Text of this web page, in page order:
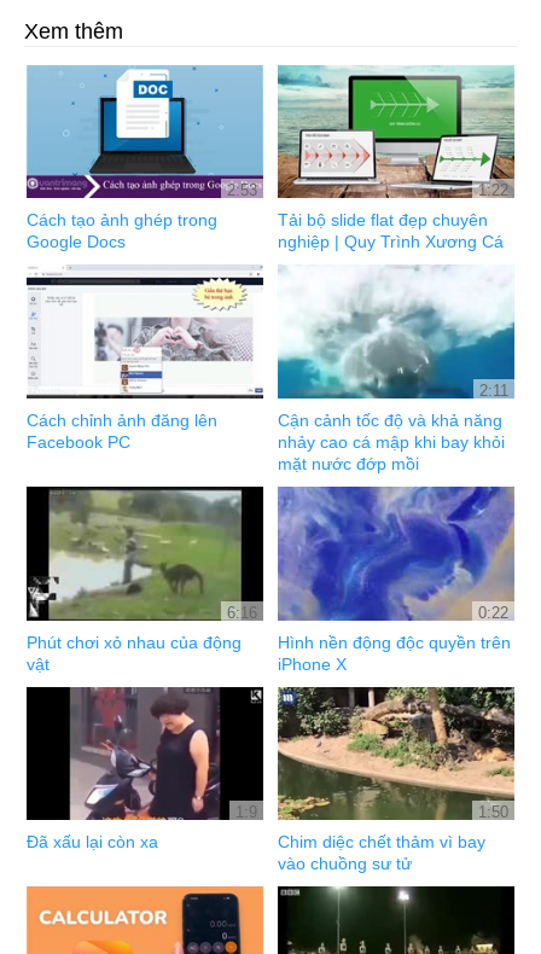
Xem thêm
2:53
Cách tạo ảnh ghép trong
Google Docs
1:22
Tải bộ slide flat đẹp chuyên
nghiệp | Quy Trình Xương Cá
Cách chỉnh ảnh đăng lên
Facebook PC
2:11
Cận cảnh tốc độ và khả năng
nhảy cao cá mập khi bay khỏi
mặt nước đớp mồi
6:16
Phút chơi xỏ nhau của động
vật
0:22
Hình nền động độc quyền trên
iPhone X
1:9
Đã xấu lại còn xa
1:50
Chim diệc chết thảm vì bay
vào chuồng sư tử